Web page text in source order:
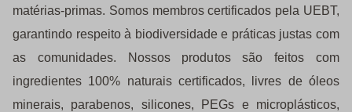
matérias-primas. Somos membros certificados pela UEBT,
garantindo respeito à biodiversidade e práticas justas com
as comunidades. Nossos produtos são feitos com
ingredientes 100% naturais certificados, livres de óleos
minerais, parabenos, silicones, PEGs e microplásticos,